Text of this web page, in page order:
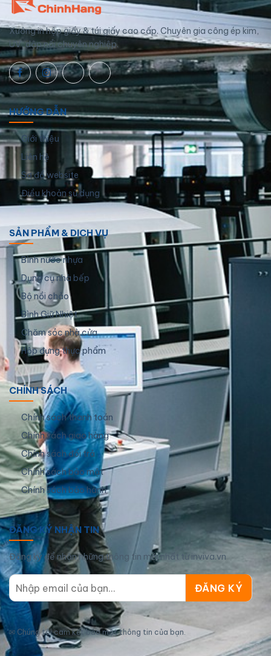
Xưởng in hộp giấy & túi giấy cao cấp. Chuyên gia công ép kim,
UV, dập nổi chuyên nghiệp.
HƯỚNG DẪN
Giới thiệu
Liên hệ
Sơ đồ website
Điều khoản sử dụng
SẢN PHẨM & DỊCH VỤ
Bình nước nhựa
Dụng cụ nhà bếp
Bộ nồi chảo
Bình Giữ Nhiệt
Chăm sóc nhà cửa
Hộp đựng thực phẩm
CHÍNH SÁCH
Chính sách thanh toán
Chính sách giao hàng
Chính sách đổi trả
Chính sách bảo mật
Chính sách bảo hành
ĐĂNG KÝ NHẬN TIN
Đăng ký để nhận những thông tin mới nhất từ inviva.vn
✉ Chúng tôi cam kết bảo mật thông tin của bạn.